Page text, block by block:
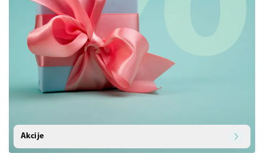
Akcije